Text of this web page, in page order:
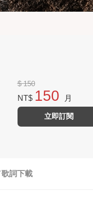
$ 150
NT$ 150 月
立即訂閱
詞下載